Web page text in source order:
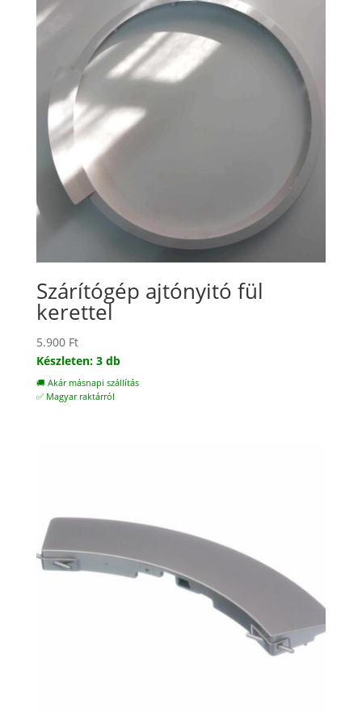
Szárítógép ajtónyitó fül
kerettel
5.900 Ft
Készleten: 3 db
🚚 Akár másnapi szállítás
✅ Magyar raktárról